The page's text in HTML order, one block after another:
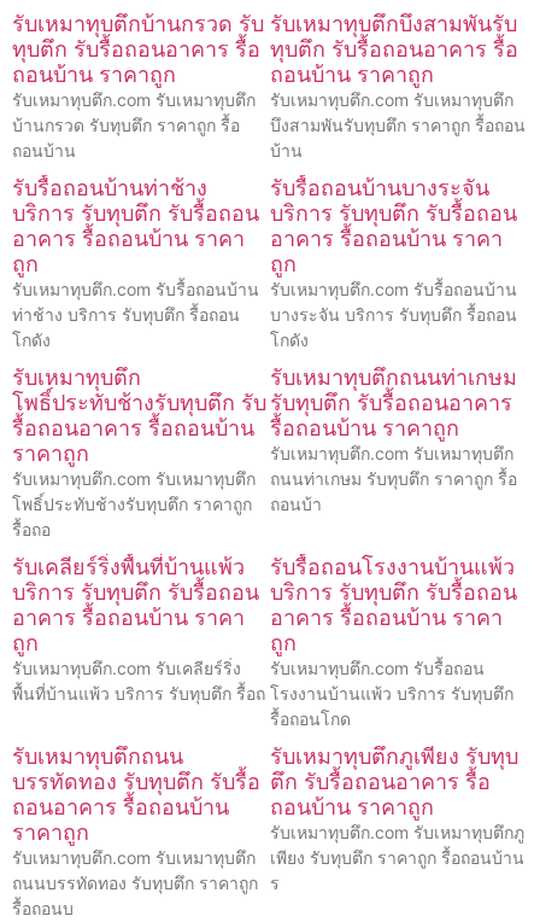
รับเหมาทุบตึกบ้านกรวด รับ
ทุบตึก รับรื้อถอนอาคาร รื้อ
ถอนบ้าน ราคาถูก
รับเหมาทุบตึก.com รับเหมาทุบตึก
บ้านกรวด รับทุบตึก ราคาถูก รื้อ
ถอนบ้าน
รับเหมาทุบตึกบึงสามพันรับ
ทุบตึก รับรื้อถอนอาคาร รื้อ
ถอนบ้าน ราคาถูก
รับเหมาทุบตึก.com รับเหมาทุบตึก
บึงสามพันรับทุบตึก ราคาถูก รื้อถอน
บ้าน
รับรื้อถอนบ้านท่าช้าง
บริการ รับทุบตึก รับรื้อถอน
อาคาร รื้อถอนบ้าน ราคา
ถูก
รับเหมาทุบตึก.com รับรื้อถอนบ้าน
ท่าช้าง บริการ รับทุบตึก รื้อถอน
โกดัง
รับรื้อถอนบ้านบางระจัน
บริการ รับทุบตึก รับรื้อถอน
อาคาร รื้อถอนบ้าน ราคา
ถูก
รับเหมาทุบตึก.com รับรื้อถอนบ้าน
บางระจัน บริการ รับทุบตึก รื้อถอน
โกดัง
รับเหมาทุบตึก
โพธิ์ประทับช้างรับทุบตึก รับ
รื้อถอนอาคาร รื้อถอนบ้าน
ราคาถูก
รับเหมาทุบตึก.com รับเหมาทุบตึก
โพธิ์ประทับช้างรับทุบตึก ราคาถูก
รื้อถอ
รับเหมาทุบตึกถนนท่าเกษม
รับทุบตึก รับรื้อถอนอาคาร
รื้อถอนบ้าน ราคาถูก
รับเหมาทุบตึก.com รับเหมาทุบตึก
ถนนท่าเกษม รับทุบตึก ราคาถูก รื้อ
ถอนบ้า
รับเคลียร์ริ่งพื้นที่บ้านแพ้ว
บริการ รับทุบตึก รับรื้อถอน
อาคาร รื้อถอนบ้าน ราคา
ถูก
รับเหมาทุบตึก.com รับเคลียร์ริ่ง
พื้นที่บ้านแพ้ว บริการ รับทุบตึก รื้อถ
รับรื้อถอนโรงงานบ้านแพ้ว
บริการ รับทุบตึก รับรื้อถอน
อาคาร รื้อถอนบ้าน ราคา
ถูก
รับเหมาทุบตึก.com รับรื้อถอน
โรงงานบ้านแพ้ว บริการ รับทุบตึก
รื้อถอนโกด
รับเหมาทุบตึกถนน
บรรทัดทอง รับทุบตึก รับรื้อ
ถอนอาคาร รื้อถอนบ้าน
ราคาถูก
รับเหมาทุบตึก.com รับเหมาทุบตึก
ถนนบรรทัดทอง รับทุบตึก ราคาถูก
รื้อถอนบ
รับเหมาทุบตึกภูเพียง รับทุบ
ตึก รับรื้อถอนอาคาร รื้อ
ถอนบ้าน ราคาถูก
รับเหมาทุบตึก.com รับเหมาทุบตึกภู
เพียง รับทุบตึก ราคาถูก รื้อถอนบ้าน
ร